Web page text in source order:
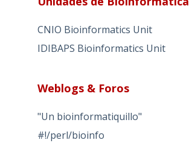
CNIO Bioinformatics Unit
IDIBAPS Bioinformatics Unit
Weblogs & Foros
"Un bioinformatiquillo"
#!/perl/bioinfo